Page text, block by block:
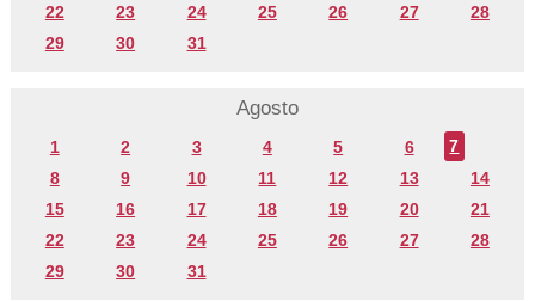
22
23 24 25 26 27
28
29
30 31
Agosto
1 2 3 4 5 6
7
8
9 10 11 12 13
14
15
16 17 18 19 20
21
22
23 24 25 26 27
28
29
30 31